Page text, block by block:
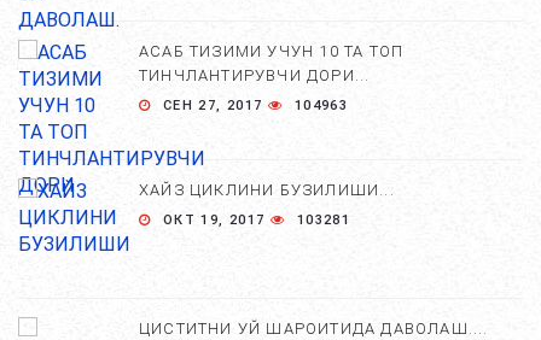
АСАБ ТИЗИМИ УЧУН 10 ТА ТОП
ТИНЧЛАНТИРУВЧИ ДОРИ...
СЕН 27, 2017 104963
ХАЙЗ ЦИКЛИНИ БУЗИЛИШИ...
ОКТ 19, 2017 103281
ЦИСТИТНИ УЙ ШАРОИТИДА ДАВОЛАШ....